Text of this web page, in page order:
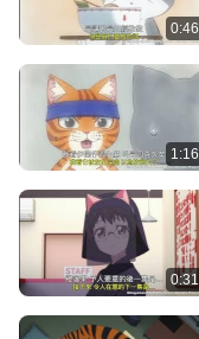
0:46
1:16
0:31